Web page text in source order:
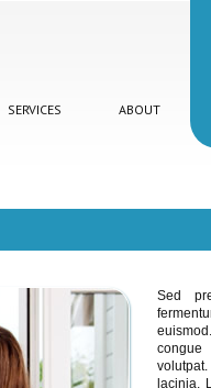
SERVICES ABOUT
Sed
lacinia.